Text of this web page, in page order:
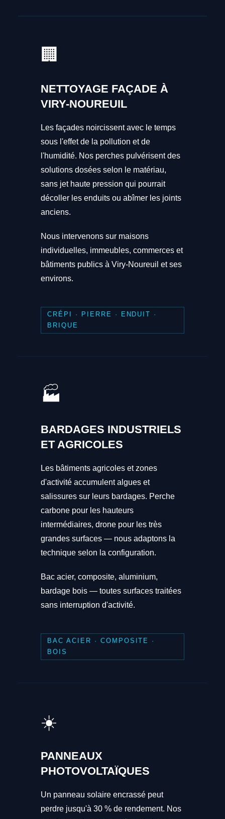
🏢
NETTOYAGE FAÇADE À
VIRY-NOUREUIL
Les façades noircissent avec le temps
sous l'effet de la pollution et de
l'humidité. Nos perches pulvérisent des
solutions dosées selon le matériau,
sans jet haute pression qui pourrait
décoller les enduits ou abîmer les joints
anciens.
Nous intervenons sur maisons
individuelles, immeubles, commerces et
bâtiments publics à Viry-Noureuil et ses
environs.
CRÉPI · PIERRE · ENDUIT ·
BRIQUE
🏭
BARDAGES INDUSTRIELS
ET AGRICOLES
Les bâtiments agricoles et zones
d'activité accumulent algues et
salissures sur leurs bardages. Perche
carbone pour les hauteurs
intermédiaires, drone pour les très
grandes surfaces — nous adaptons la
technique selon la configuration.
Bac acier, composite, aluminium,
bardage bois — toutes surfaces traitées
sans interruption d'activité.
BAC ACIER · COMPOSITE ·
BOIS
☀️
PANNEAUX
PHOTOVOLTAÏQUES
Un panneau solaire encrassé peut
perdre jusqu'à 30 % de rendement. Nos